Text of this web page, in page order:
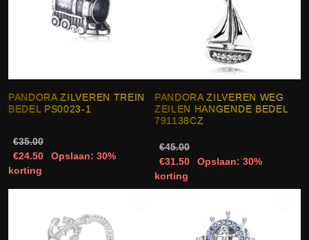
PANDORA ZILVEREN TREIN
BEDEL PS0023-1
€35.00
€24.50
Opslaan: 30%
korting
PANDORA ZILVEREN WEG
ZEILEN HANGENDE BEDEL
791138CZ
€45.00
€31.50
Opslaan: 30%
korting